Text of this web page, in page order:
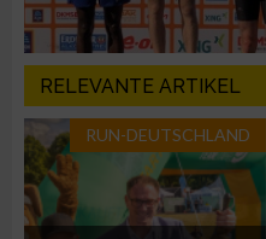
RELEVANTE ARTIKEL
RUN-DEUTSCHLAND
Analyse von Zielgruppen
verschiedenen Quellen
Entwicklung und
Verwendung reduzierter